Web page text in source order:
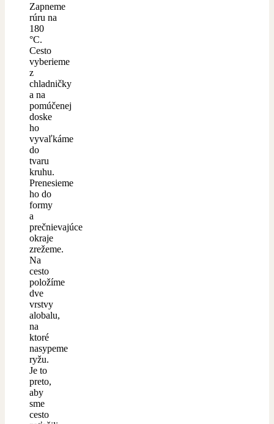
Zapneme
rúru na
180
°C.
Cesto
vyberieme
z
chladničky
a na
pomúčenej
doske
ho
vyvaľkáme
do
tvaru
kruhu.
Prenesieme
ho do
formy
a
prečnievajúce
okraje
zrežeme.
Na
cesto
položíme
dve
vrstvy
alobalu,
na
ktoré
nasypeme
ryžu.
Je to
preto,
aby
sme
cesto